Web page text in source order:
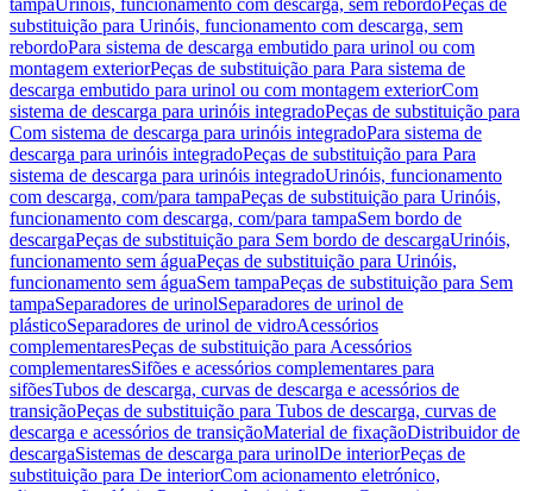
tampaUrinóis, funcionamento com descarga, sem rebordoPeças de
substituição para Urinóis, funcionamento com descarga, sem
rebordoPara sistema de descarga embutido para urinol ou com
montagem exteriorPeças de substituição para Para sistema de
descarga embutido para urinol ou com montagem exteriorCom
sistema de descarga para urinóis integradoPeças de substituição para
Com sistema de descarga para urinóis integradoPara sistema de
descarga para urinóis integradoPeças de substituição para Para
sistema de descarga para urinóis integradoUrinóis, funcionamento
com descarga, com/para tampaPeças de substituição para Urinóis,
funcionamento com descarga, com/para tampaSem bordo de
descargaPeças de substituição para Sem bordo de descargaUrinóis,
funcionamento sem águaPeças de substituição para Urinóis,
funcionamento sem águaSem tampaPeças de substituição para Sem
tampaSeparadores de urinolSeparadores de urinol de
plásticoSeparadores de urinol de vidroAcessórios
complementaresPeças de substituição para Acessórios
complementaresSifões e acessórios complementares para
sifõesTubos de descarga, curvas de descarga e acessórios de
transiçãoPeças de substituição para Tubos de descarga, curvas de
descarga e acessórios de transiçãoMaterial de fixaçãoDistribuidor de
descargaSistemas de descarga para urinolDe interiorPeças de
substituição para De interiorCom acionamento eletrónico,